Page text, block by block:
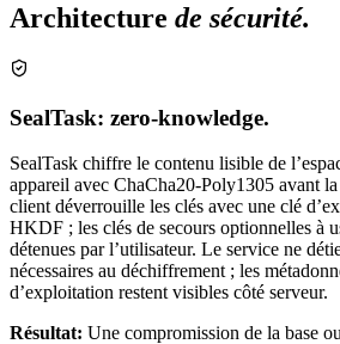
Architecture de sécurité.
SealTask: zero-knowledge.
SealTask chiffre le contenu lisible de
appareil avec ChaCha20-Poly1305 avant
client déverrouille les clés avec une clé
HKDF ; les clés de secours optionnelles à
détenues par l’utilisateur. Le service ne
nécessaires au déchiffrement ; les
d’exploitation restent visibles côté serveur.
Résultat: Une compromission de la base